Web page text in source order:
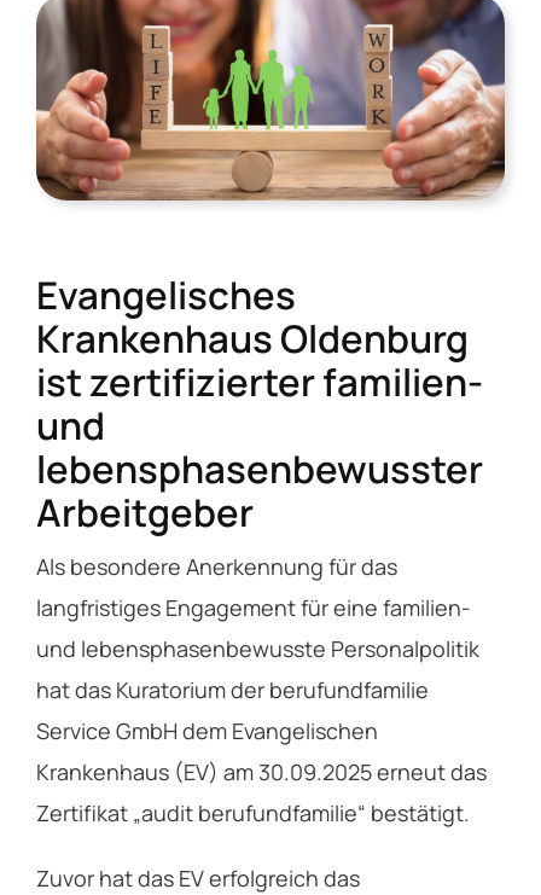
Ausbildung & Karriere
Service
Kontakt
Evangelisches
Krankenhaus Oldenburg
ist zertifizierter familien-
und
lebensphasenbewusster
Arbeitgeber
Als besondere Anerkennung für das
langfristiges Engagement für eine familien-
und lebensphasenbewusste Personalpolitik
hat das Kuratorium der berufundfamilie
Service GmbH dem Evangelischen
Krankenhaus (EV) am 30.09.2025 erneut das
Zertifikat „audit berufundfamilie“ bestätigt.
Zuvor hat das EV erfolgreich das